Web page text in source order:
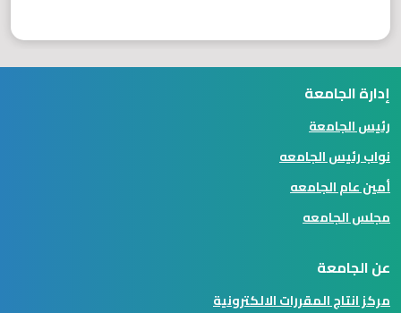
إدارة الجامعة
رئيس الجامعة
نواب رئيس الجامعه
أمين عام الجامعه
مجلس الجامعه
عن الجامعة
مركز انتاج المقررات الالكترونية